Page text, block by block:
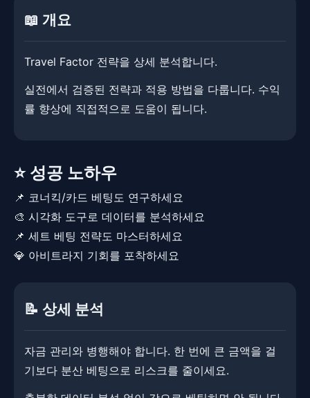
📖 개요
Travel Factor 전략을 상세 분석합니다.
실전에서 검증된 전략과 적용 방법을 다룹니다. ​​수익
률 향상에 직접적으로 도움이 됩니다.
⭐ 성공 노하우
📌 코너킥/카드 베팅도 연구하세요
🎨 시각화 도구로 데이터를 분석하세요
📌 세트 베팅 전략도 마스터하세요
💎 아비트라지 기회를 포착하세요
📝 상세 분석
자금 관리와 병행해야 합니다. ​한 번에 큰 금액을 걸
기보다 분산 베팅으로 리스크를 줄이세요.